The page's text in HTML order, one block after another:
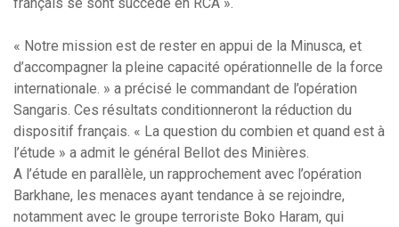
français se sont succédé en RCA ».
« Notre mission est de rester en appui de la Minusca, et
d’accompagner la pleine capacité opérationnelle de la force
internationale. » a précisé le commandant de l’opération
Sangaris. Ces résultats conditionneront la réduction du
dispositif français. « La question du combien et quand est à
l’étude » a admit le général Bellot des Minières.
A l’étude en parallèle, un rapprochement avec l’opération
Barkhane, les menaces ayant tendance à se rejoindre,
notamment avec le groupe terroriste Boko Haram, qui